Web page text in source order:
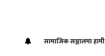
सामाजिक सञ्जालमा हामी